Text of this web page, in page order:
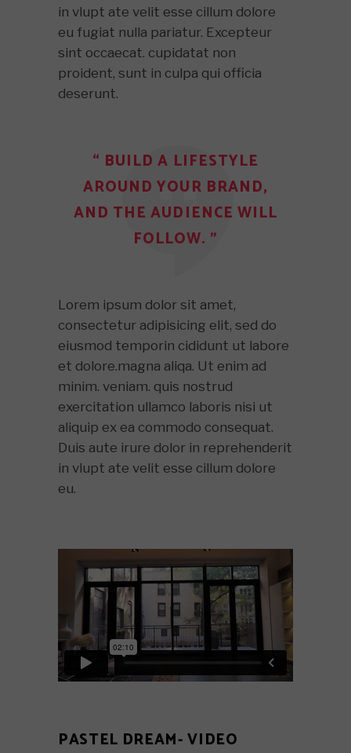
in vlupt ate velit esse cillum dolore
eu fugiat nulla pariatur. Excepteur
sint occaecat. cupidatat non
proident, sunt in culpa qui officia
deserunt.
“ BUILD A LIFESTYLE
AROUND YOUR BRAND,
AND THE AUDIENCE WILL
FOLLOW. ”
Lorem ipsum dolor sit amet,
consectetur adipisicing elit, sed do
eiusmod temporin cididunt ut labore
et dolore.magna aliqa. Ut enim ad
minim. veniam. quis nostrud
exercitation ullamco laboris nisi ut
aliquip ex ea commodo consequat.
Duis aute irure dolor in reprehenderit
in vlupt ate velit esse cillum dolore
eu.
PASTEL DREAM- VIDEO